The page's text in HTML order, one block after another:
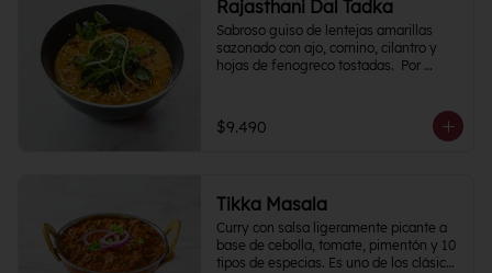
Rajasthani Dal Tadka
Sabroso guiso de lentejas amarillas
sazonado con ajo, comino, cilantro y
hojas de fenogreco tostadas.  Por
$9.490
Tikka Masala
Curry con salsa ligeramente picante a
base de cebolla, tomate, pimentón y 10
tipos de especias. Es uno de los clásicos